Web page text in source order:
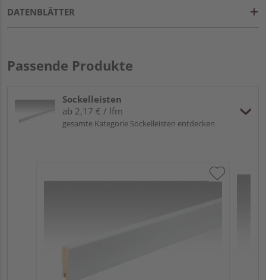
DATENBLÄTTER
Passende Produkte
Sockelleisten
ab 2,17 € / lfm
gesamte Kategorie Sockelleisten entdecken